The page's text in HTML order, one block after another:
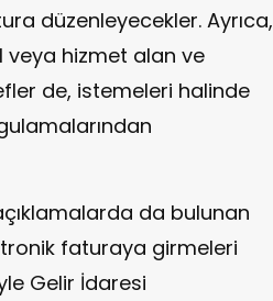
düzenleyecekler. Ayrıca,
veya hizmet alan ve
de, istemeleri halinde
da bulunan
faturaya girmeleri
Gelir İdaresi